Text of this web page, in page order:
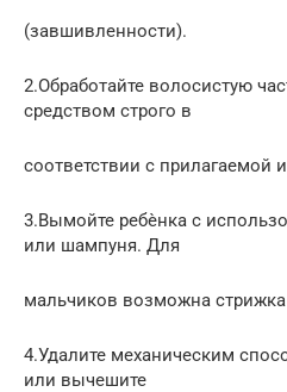
(завшивленности).
2.Обработайте волосистую
средством строго в
соответствии с прилагаемой
3.Вымойте ребѐнка с
или шампуня. Для
мальчиков возможна стрижка
4.Удалите механическим
или вычешите